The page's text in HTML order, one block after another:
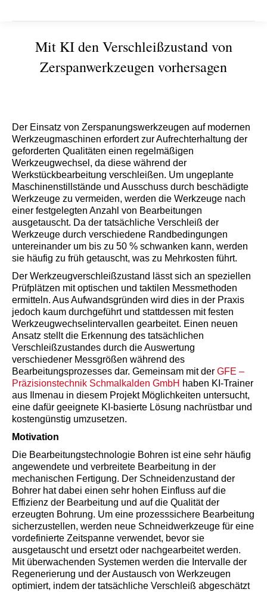
Mit KI den Verschleißzustand von
Zerspanwerkzeugen vorhersagen
Der Einsatz von Zerspanungswerkzeugen auf modernen
Werkzeugmaschinen erfordert zur Aufrechterhaltung der
geforderten Qualitäten einen regelmäßigen
Werkzeugwechsel, da diese während der
Werkstückbearbeitung verschleißen. Um ungeplante
Maschinenstillstände und Ausschuss durch beschädigte
Werkzeuge zu vermeiden, werden die Werkzeuge nach
einer festgelegten Anzahl von Bearbeitungen
ausgetauscht. Da der tatsächliche Verschleiß der
Werkzeuge durch verschiedene Randbedingungen
untereinander um bis zu 50 % schwanken kann, werden
sie häufig zu früh getauscht, was zu Mehrkosten führt.
Der Werkzeugverschleißzustand lässt sich an speziellen
Prüfplätzen mit optischen und taktilen Messmethoden
ermitteln. Aus Aufwandsgründen wird dies in der Praxis
jedoch kaum durchgeführt und stattdessen mit festen
Werkzeugwechselintervallen gearbeitet. Einen neuen
Ansatz stellt die Erkennung des tatsächlichen
Verschleißzustandes durch die Auswertung
verschiedener Messgrößen während des
Bearbeitungsprozesses dar. Gemeinsam mit der GFE –
Präzisionstechnik Schmalkalden GmbH haben KI-Trainer
aus Ilmenau in diesem Projekt Möglichkeiten untersucht,
eine dafür geeignete KI-basierte Lösung nachrüstbar und
kostengünstig umzusetzen.
Motivation
Die Bearbeitungstechnologie Bohren ist eine sehr häufig
angewendete und verbreitete Bearbeitung in der
mechanischen Fertigung. Der Schneidenzustand der
Bohrer hat dabei einen sehr hohen Einfluss auf die
Effizienz der Bearbeitung und auf die Qualität der
erzeugten Bohrung. Um eine prozesssichere Bearbeitung
sicherzustellen, werden neue Schneidwerkzeuge für eine
vordefinierte Zeitspanne verwendet, bevor sie
ausgetauscht und ersetzt oder nachgearbeitet werden.
Mit überwachenden Systemen werden die Intervalle der
Regenerierung und der Austausch von Werkzeugen
optimiert, indem der tatsächliche Verschleiß abgeschätzt